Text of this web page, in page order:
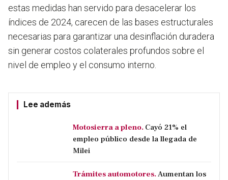
estas medidas han servido para desacelerar los
índices de 2024, carecen de las bases estructurales
necesarias para garantizar una desinflación duradera
sin generar costos colaterales profundos sobre el
nivel de empleo y el consumo interno.
Lee además
Motosierra a pleno. Cayó 21% el
empleo público desde la llegada de
Milei
Trámites automotores.Aumentan los